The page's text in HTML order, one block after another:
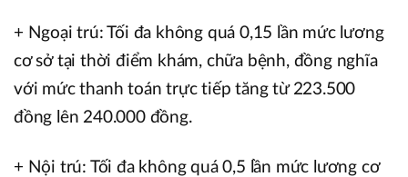
+ Ngoại trú: Tối đa không quá 0,15 lần mức lương
cơ sở tại thời điểm khám, chữa bệnh, đồng nghĩa
với mức thanh toán trực tiếp tăng từ 223.500
đồng lên 240.000 đồng.
+ Nội trú: Tối đa không quá 0,5 lần mức lương cơ